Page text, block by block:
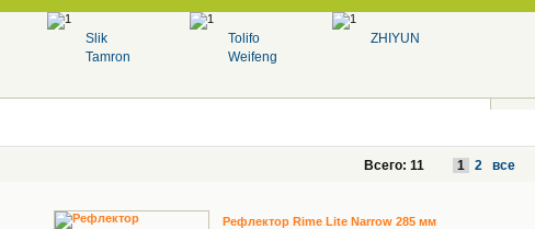
Slik
Tamron
Tolifo
Weifeng
ZHIYUN
Всего: 11 1 2 все
Рефлектор Rime Lite Narrow 285 мм